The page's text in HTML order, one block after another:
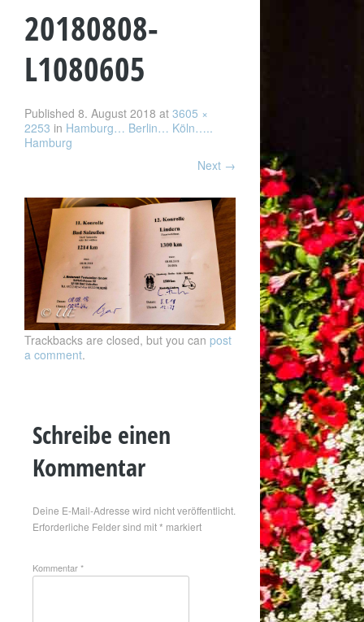
20180808-
L1080605
Published 8. August 2018 at 3605 ×
2253 in Hamburg… Berlin… Köln…..
Hamburg
Next →
Trackbacks are closed, but you can post
a comment.
Schreibe einen
Kommentar
Deine E-Mail-Adresse wird nicht veröffentlicht.
Erforderliche Felder sind mit* markiert
Kommentar*